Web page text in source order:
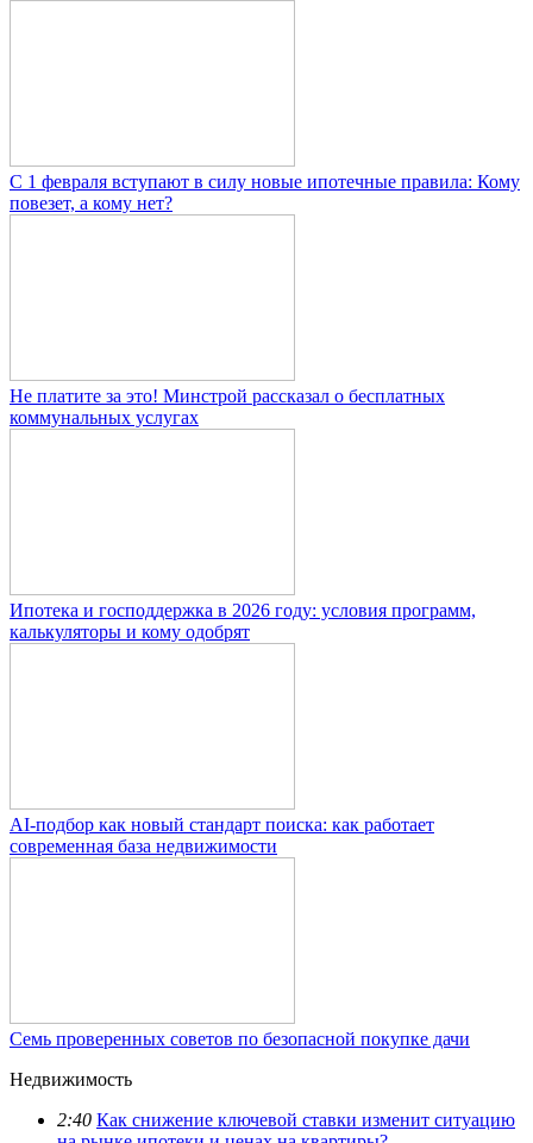
С 1 февраля вступают в силу новые ипотечные правила: Кому
повезет, а кому нет?
Не платите за это! Минстрой рассказал о бесплатных
коммунальных услугах
Ипотека и господдержка в 2026 году: условия программ,
калькуляторы и кому одобрят
AI-подбор как новый стандарт поиска: как работает
современная база недвижимости
Семь проверенных советов по безопасной покупке дачи
Недвижимость
2:40 Как снижение ключевой ставки изменит ситуацию